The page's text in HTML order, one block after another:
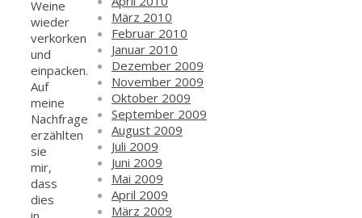
Weine
wieder
verkorken
und
einpacken.
Auf
meine
Nachfrage
erzählten
sie
mir,
dass
dies
März 2010
Februar 2010
Januar 2010
Dezember 2009
November 2009
Oktober 2009
September 2009
August 2009
Juli 2009
Juni 2009
Mai 2009
April 2009
März 2009